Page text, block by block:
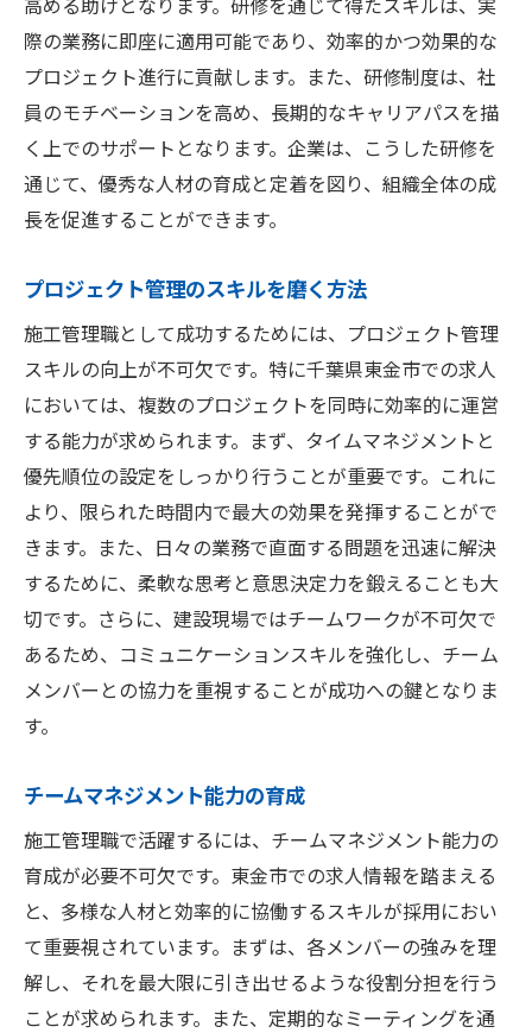
際の業務に即座に適用可能であり、効率的かつ効果的な
プロジェクト進行に貢献します。また、研修制度は、社
員のモチベーションを高め、長期的なキャリアパスを描
く上でのサポートとなります。企業は、こうした研修を
通じて、優秀な人材の育成と定着を図り、組織全体の成
長を促進することができます。
プロジェクト管理のスキルを磨く方法
施工管理職として成功するためには、プロジェクト管理
スキルの向上が不可欠です。特に千葉県東金市での求人
においては、複数のプロジェクトを同時に効率的に運営
する能力が求められます。まず、タイムマネジメントと
優先順位の設定をしっかり行うことが重要です。これに
より、限られた時間内で最大の効果を発揮することがで
きます。また、日々の業務で直面する問題を迅速に解決
するために、柔軟な思考と意思決定力を鍛えることも大
切です。さらに、建設現場ではチームワークが不可欠で
あるため、コミュニケーションスキルを強化し、チーム
メンバーとの協力を重視することが成功への鍵となりま
す。
チームマネジメント能力の育成
施工管理職で活躍するには、チームマネジメント能力の
育成が必要不可欠です。東金市での求人情報を踏まえる
と、多様な人材と効率的に協働するスキルが採用におい
て重要視されています。まずは、各メンバーの強みを理
解し、それを最大限に引き出せるような役割分担を行う
ことが求められます。また、定期的なミーティングを通